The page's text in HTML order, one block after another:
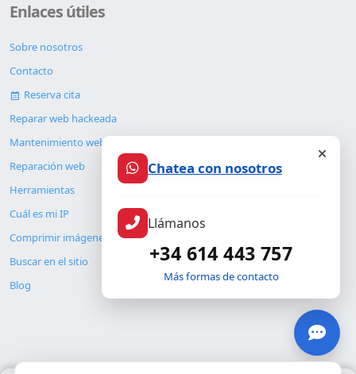
Enlaces útiles
Sobre nosotros
Contacto
Reserva cita
Reparar web hackeada
Mantenimiento web
Reparación web
Herramientas
Cuál es mi IP
Comprimir imágenes
Buscar en el sitio
Blog
Chatea con nosotros
Llámanos
+34 614 443 757
Más formas de contacto